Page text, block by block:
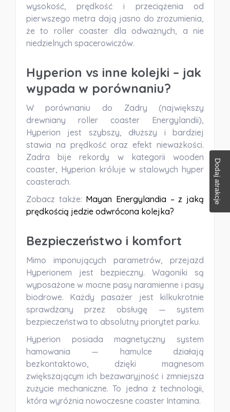
wysokość, prędkość i przeciążenia od
pierwszego metra dają jasno do zrozumienia,
że to roller coaster dla odważnych, a nie
niedzielnych spacerowiczów.
Hyperion vs inne kolejki – jak
wypada w porównaniu?
W porównaniu do Zadry (największy
drewniany roller coaster Energylandii),
Hyperion jest szybszy, dłuższy i bardziej
stawia na prędkość oraz efekt nieważkości.
Zadra bije rekordy w kategorii wooden
coaster, Hyperion króluje w stalowych hyper
coasterach.
Zobacz także: Mayan Energylandia – z jaką
prędkością jedzie odwrócona kolejka?
Bezpieczeństwo i komfort
Mimo imponujących parametrów, przejazd
Hyperionem jest bezpieczny. Wagoniki są
wyposażone w mocne pasy naramienne i pasy
biodrowe. Każdy pasażer jest kilkukrotnie
sprawdzany przez obsługę — system
bezpieczeństwa to absolutny priorytet parku.
Hyperion posiada magnetyczny system
hamowania — hamulce działają
bezkontaktowo, dzięki magnesom
zwiększającym ich bezawaryjność i zmniejsza
zużycie mechaniczne. To jedna z technologii,
która wyróżnia nowoczesne coaster Intamina.
Dodaj atrakcje